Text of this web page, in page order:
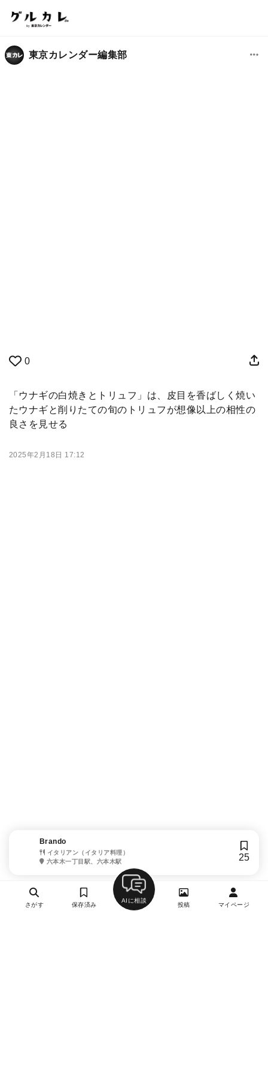
東京カレンダー編集部
0
「ウナギの白焼きとトリュフ」は、皮目を香ばしく焼い
たウナギと削りたての旬のトリュフが想像以上の相性の
良さを見せる
2025年2月18日 17:12
Brando
イタリアン（イタリア料理）
六本木一丁目駅、六本木駅
25
さがす 保存済み
AIに相談
投稿 マイページ